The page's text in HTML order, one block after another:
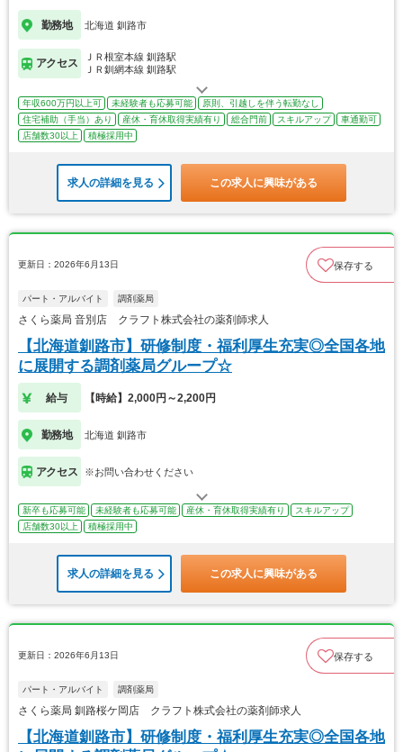
勤務地 北海道 釧路市
アクセス
ＪＲ根室本線 釧路駅
ＪＲ釧網本線 釧路駅
年収600万円以上可 未経験者も応募可能
原則、引越しを伴う転勤なし
住宅補助（手当）あり
産休・育休取得実績有り 総合門前 スキルアップ
車通勤可
店舗数30以上
積極採用中
求人の詳細を見る この求人に興味がある
更新日：2026年6月13日 保存する
パート・アルバイト 調剤薬局
さくら薬局 音別店 クラフト株式会社の薬剤師求人
【北海道釧路市】研修制度・福利厚生充実◎全国各地
に展開する調剤薬局グループ☆
給与 【時給】2,000円～2,200円
勤務地 北海道 釧路市
アクセス ※お問い合わせください
新卒も応募可能 未経験者も応募可能 産休・育休取得実績有り
スキルアップ
店舗数30以上
積極採用中
求人の詳細を見る この求人に興味がある
更新日：2026年6月13日 保存する
パート・アルバイト 調剤薬局
さくら薬局 釧路桜ケ岡店 クラフト株式会社の薬剤師求人
【北海道釧路市】研修制度・福利厚生充実◎全国各地